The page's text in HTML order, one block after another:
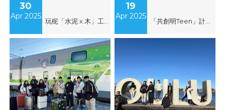
30
Apr 2025
玩柅「水泥 x 木」工作坊(一)
19
Apr 2025
「共創明Teen」計劃 - 基礎訓練課程